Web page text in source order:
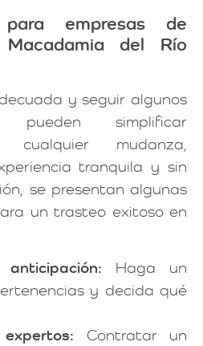
empresas de
del Río
y seguir algunos
pueden simplificar
cualquier mudanza,
tranquila y sin
se presentan algunas
un trasteo exitoso en
Haga un
y decida qué
Contratar un